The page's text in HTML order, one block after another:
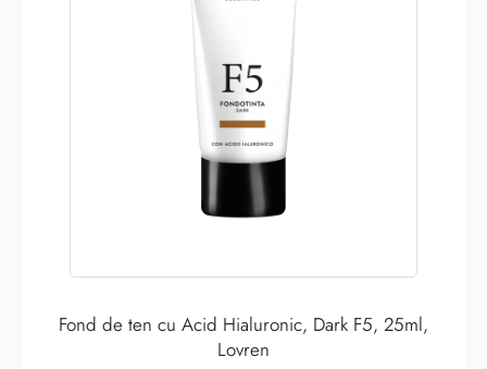
Fond de ten cu Acid Hialuronic, Dark F5, 25ml,
Lovren